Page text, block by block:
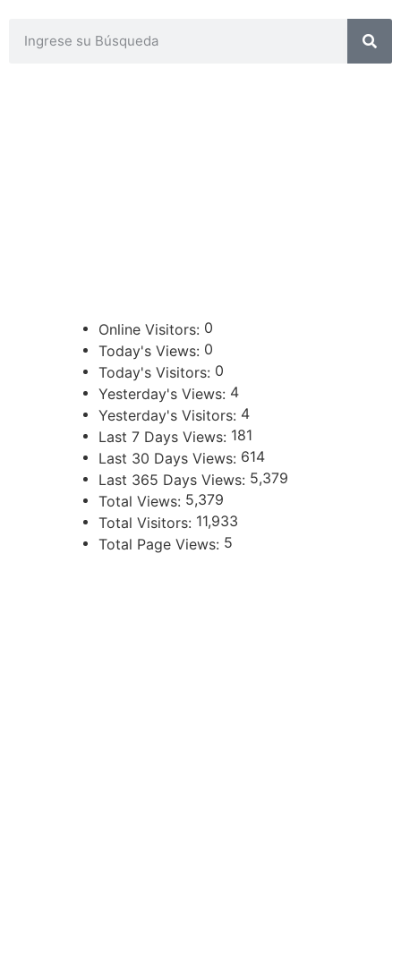
Online Visitors: 0
Today's Views: 0
Today's Visitors: 0
Yesterday's Views: 4
Yesterday's Visitors: 4
Last 7 Days Views: 181
Last 30 Days Views: 614
Last 365 Days Views: 5,379
Total Views: 5,379
Total Visitors: 11,933
Total Page Views: 5